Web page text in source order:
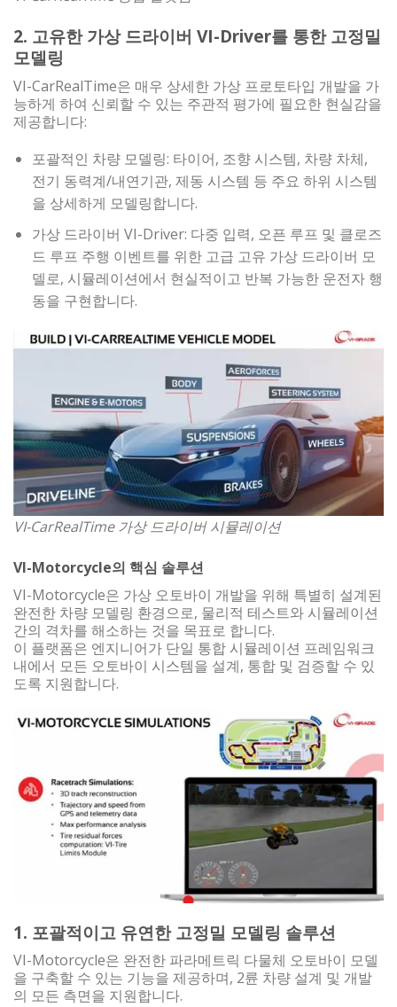
2. 고유한 가상 드라이버 VI-Driver를 통한 고정밀
모델링
VI-CarRealTime은 매우 상세한 가상 프로토타입 개발을 가
능하게 하여 신뢰할 수 있는 주관적 평가에 필요한 현실감을
제공합니다:
포괄적인 차량 모델링: 타이어, 조향 시스템, 차량 차체,
전기 동력계/내연기관, 제동 시스템 등 주요 하위 시스템
을 상세하게 모델링합니다.
가상 드라이버 VI-Driver: 다중 입력, 오픈 루프 및 클로즈
드 루프 주행 이벤트를 위한 고급 고유 가상 드라이버 모
델로, 시뮬레이션에서 현실적이고 반복 가능한 운전자 행
동을 구현합니다.
VI-CarRealTime 가상 드라이버 시뮬레이션
VI-Motorcycle의 핵심 솔루션
VI-Motorcycle은 가상 오토바이 개발을 위해 특별히 설계된
완전한 차량 모델링 환경으로, 물리적 테스트와 시뮬레이션
간의 격차를 해소하는 것을 목표로 합니다.
이 플랫폼은 엔지니어가 단일 통합 시뮬레이션 프레임워크
내에서 모든 오토바이 시스템을 설계, 통합 및 검증할 수 있
도록 지원합니다.
1. 포괄적이고 유연한 고정밀 모델링 솔루션
VI-Motorcycle은 완전한 파라메트릭 다물체 오토바이 모델
을 구축할 수 있는 기능을 제공하며, 2륜 차량 설계 및 개발
의 모든 측면을 지원합니다.